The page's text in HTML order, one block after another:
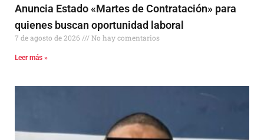
Anuncia Estado «Martes de Contratación» para
quienes buscan oportunidad laboral
7 de agosto de 2026 No hay comentarios
Leer más »